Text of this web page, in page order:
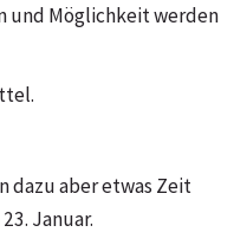
und Möglichkeit werden
dazu aber etwas Zeit
Januar.